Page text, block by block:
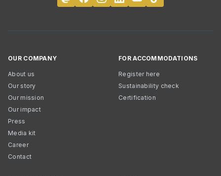
OUR COMPANY
About us
Our story
Our mission
Our impact
Press
Media kit
Career
Contact
FOR ACCOMMODATIONS
Register here
Sustainability check
Certification